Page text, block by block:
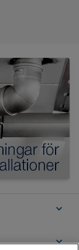
expand_more
expand_more